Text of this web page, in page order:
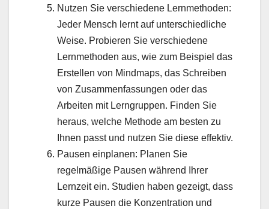
Nutzen Sie verschiedene Lernmethoden:
Jeder Mensch lernt auf unterschiedliche
Weise. Probieren Sie verschiedene
Lernmethoden aus, wie zum Beispiel das
Erstellen von Mindmaps, das Schreiben
von Zusammenfassungen oder das
Arbeiten mit Lerngruppen. Finden Sie
heraus, welche Methode am besten zu
Ihnen passt und nutzen Sie diese effektiv.
Pausen einplanen: Planen Sie
regelmäßige Pausen während Ihrer
Lernzeit ein. Studien haben gezeigt, dass
kurze Pausen die Konzentration und